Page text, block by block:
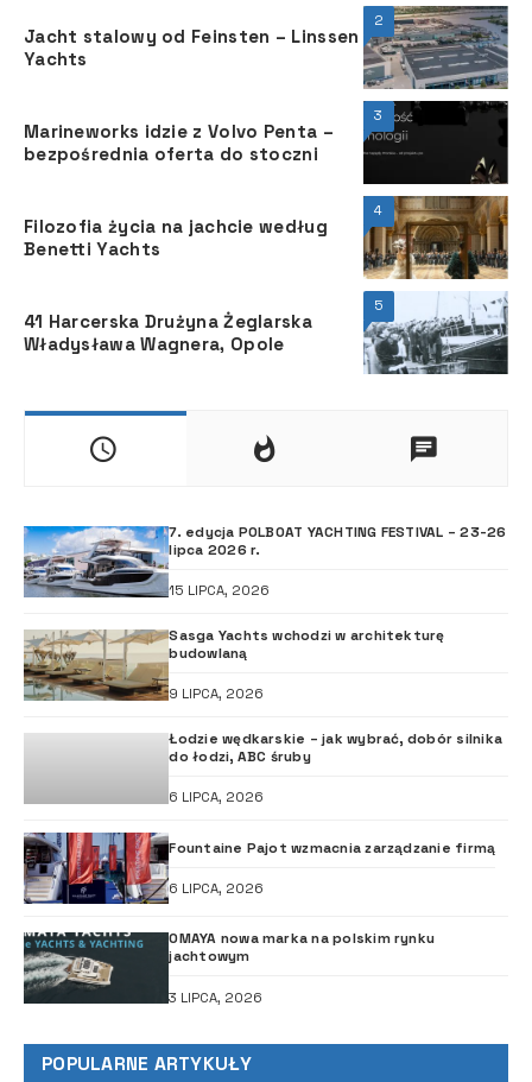
2
Jacht stalowy od Feinsten – Linssen
Yachts
3
Marineworks idzie z Volvo Penta –
bezpośrednia oferta do stoczni
4
Filozofia życia na jachcie według
Benetti Yachts
5
41 Harcerska Drużyna Żeglarska
Władysława Wagnera, Opole
7. edycja POLBOAT YACHTING FESTIVAL – 23-26
lipca 2026 r.
15 LIPCA, 2026
Sasga Yachts wchodzi w architekturę
budowlaną
9 LIPCA, 2026
Łodzie wędkarskie – jak wybrać, dobór silnika
do łodzi, ABC śruby
6 LIPCA, 2026
Fountaine Pajot wzmacnia zarządzanie firmą
6 LIPCA, 2026
OMAYA nowa marka na polskim rynku
jachtowym
3 LIPCA, 2026
POPULARNE ARTYKUŁY